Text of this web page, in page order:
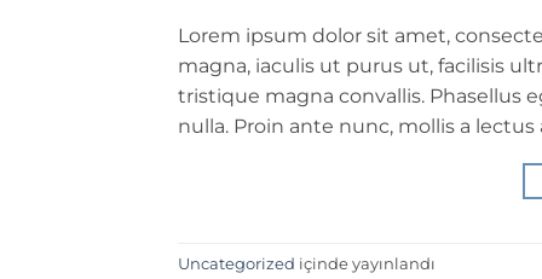
Lorem ipsum dolor sit amet,
magna, iaculis ut purus ut, facilisis
tristique magna convallis. Phasellus
nulla. Proin ante nunc, mollis a
Uncategorized içinde yayınlandı